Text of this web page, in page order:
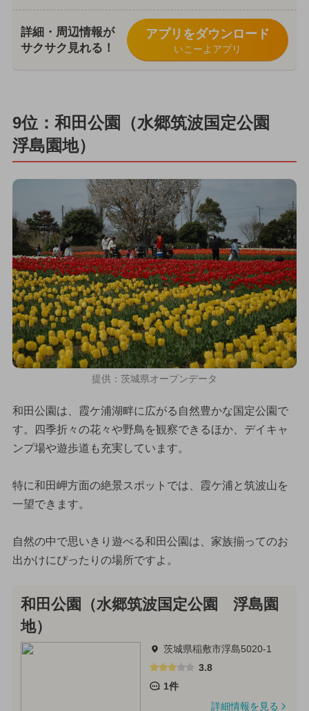
詳細・周辺情報が
サクサク見れる！
アプリをダウンロード
いこーよアプリ
9位：和田公園（水郷筑波国定公園
浮島園地）
提供：茨城県オープンデータ
和田公園は、霞ケ浦湖畔に広がる自然豊かな国定公園で
す。四季折々の花々や野鳥を観察できるほか、デイキャ
ンプ場や遊歩道も充実しています。
特に和田岬方面の絶景スポットでは、霞ケ浦と筑波山を
一望できます。
自然の中で思いきり遊べる和田公園は、家族揃ってのお
出かけにぴったりの場所ですよ。
和田公園（水郷筑波国定公園 浮島園
地）
茨城県稲敷市浮島5020-1
3.8
1件
詳細情報を見る